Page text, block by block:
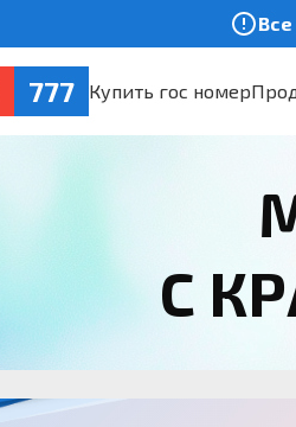
777 Купить гос номер
С